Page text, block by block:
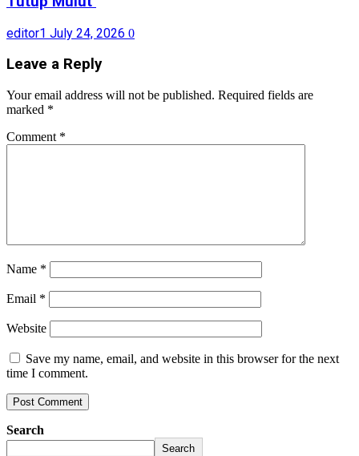
editor1 July 24, 2026 0
Leave a Reply
Your email address will not be published. Required fields are
marked *
Comment *
Name *
Email *
Website
Save my name, email, and website in this browser for the next
time I comment.
Search
Search